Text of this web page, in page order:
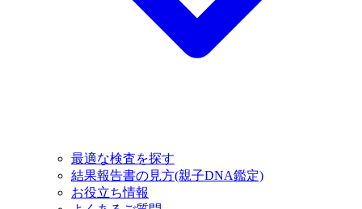
最適な検査を探す
結果報告書の見方(親子DNA鑑定)
お役立ち情報